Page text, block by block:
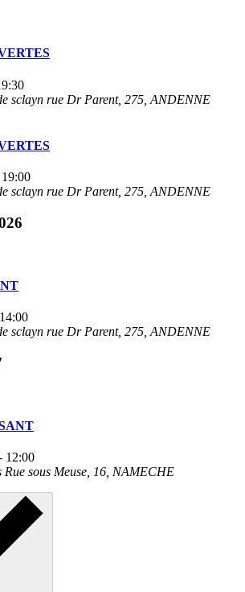
sclayn rue Dr Parent, 275, ANDENNE
sclayn rue Dr Parent, 275, ANDENNE
sclayn rue Dr Parent, 275, ANDENNE
12:00
Rue sous Meuse, 16, NAMECHE